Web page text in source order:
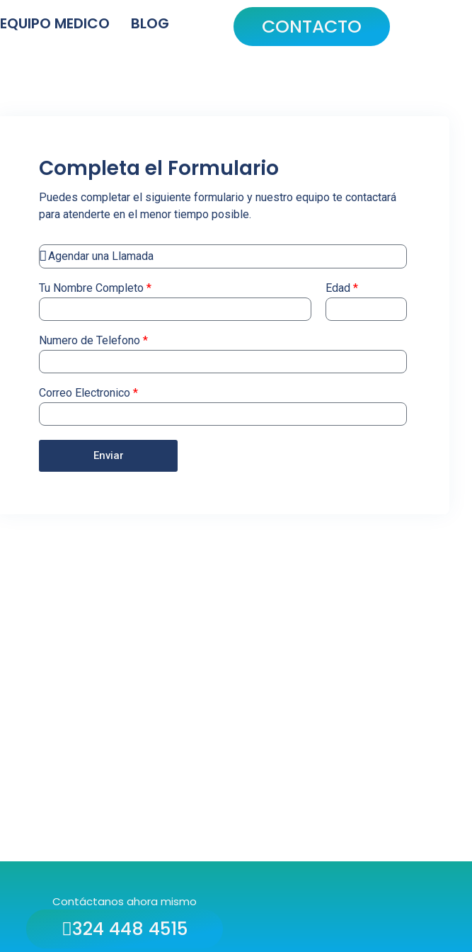
EQUIPO MEDICO BLOG CONTACTO
Completa el Formulario
Puedes completar el siguiente formulario y nuestro equipo te contactará
para atenderte en el menor tiempo posible.
Tu Nombre Completo * Edad *
Numero de Telefono *
Correo Electronico *
Enviar
Contáctanos ahora mismo
324 448 4515